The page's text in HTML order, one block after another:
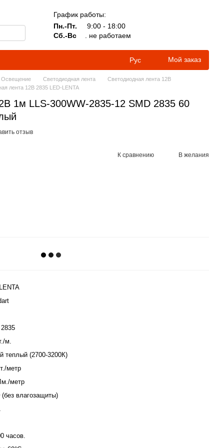
График работы:
Пн.-Пт.
9:00 - 18:00
Сб.-Вс
. не работаем
Рус Мой заказ
Освещение Светодиодная лента
Светодиодная лента 12В
лента 12В 2835 LED-LENTA
1м LLS-300WW-2835-12 SMD 2835 60
отзыв
К сравнению В желания
м.
теплый (2700-3200К)
метр
метр
(без влагозащиты)
часов.